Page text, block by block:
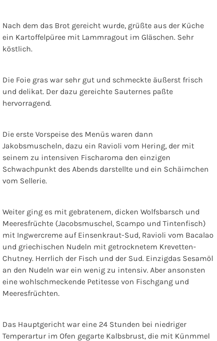
Nach dem das Brot gereicht wurde, grüßte aus der Küche
ein Kartoffelpüree mit Lammragout im Gläschen. Sehr
köstlich.
Die Foie gras war sehr gut und schmeckte äußerst frisch
und delikat. Der dazu gereichte Sauternes paßte
hervorragend.
Die erste Vorspeise des Menüs waren dann
Jakobsmuscheln, dazu ein Ravioli vom Hering, der mit
seinem zu intensiven Fischaroma den einzigen
Schwachpunkt des Abends darstellte und ein Schäimchen
vom Sellerie.
Weiter ging es mit gebratenem, dicken Wolfsbarsch und
Meeresfrüchte (Jacobsmuschel, Scampo und Tintenfisch)
mit Ingwercreme auf Einsenkraut-Sud, Ravioli vom Bacalao
und griechischen Nudeln mit getrocknetem Krevetten-
Chutney. Herrlich der Fisch und der Sud. Einzigdas Sesamöl
an den Nudeln war ein wenig zu intensiv. Aber ansonsten
eine wohlschmeckende Petitesse von Fischgang und
Meeresfrüchten.
Das Hauptgericht war eine 24 Stunden bei niedriger
Temperartur im Ofen gegarte Kalbsbrust, die mit Künmmel